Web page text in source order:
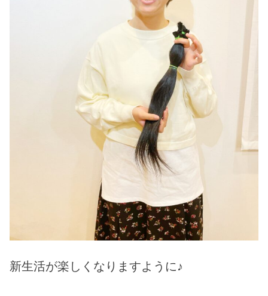
新生活が楽しくなりますように♪